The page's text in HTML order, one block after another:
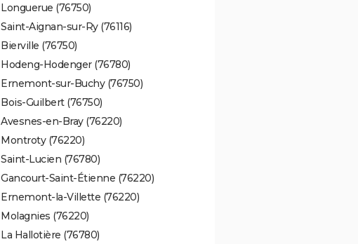
Longuerue (76750)
Saint-Aignan-sur-Ry (76116)
Bierville (76750)
Hodeng-Hodenger (76780)
Ernemont-sur-Buchy (76750)
Bois-Guilbert (76750)
Avesnes-en-Bray (76220)
Montroty (76220)
Saint-Lucien (76780)
Gancourt-Saint-Étienne (76220)
Ernemont-la-Villette (76220)
Molagnies (76220)
La Hallotière (76780)